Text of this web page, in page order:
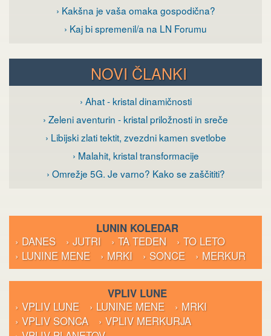
› Kakšna je vaša omaka gospodična?
› Kaj bi spremenil/a na LN Forumu
NOVI ČLANKI
› Ahat - kristal dinamičnosti
› Zeleni aventurin - kristal priložnosti in sreče
› Libijski zlati tektit, zvezdni kamen svetlobe
› Malahit, kristal transformacije
› Omrežje 5G. Je varno? Kako se zaščititi?
LUNIN KOLEDAR
› DANES
› JUTRI › TA TEDEN
› TO LETO
› LUNINE MENE
› MRKI › SONCE › MERKUR
VPLIV LUNE
› VPLIV LUNE
› LUNINE MENE
› MRKI
› VPLIV SONCA
› VPLIV MERKURJA